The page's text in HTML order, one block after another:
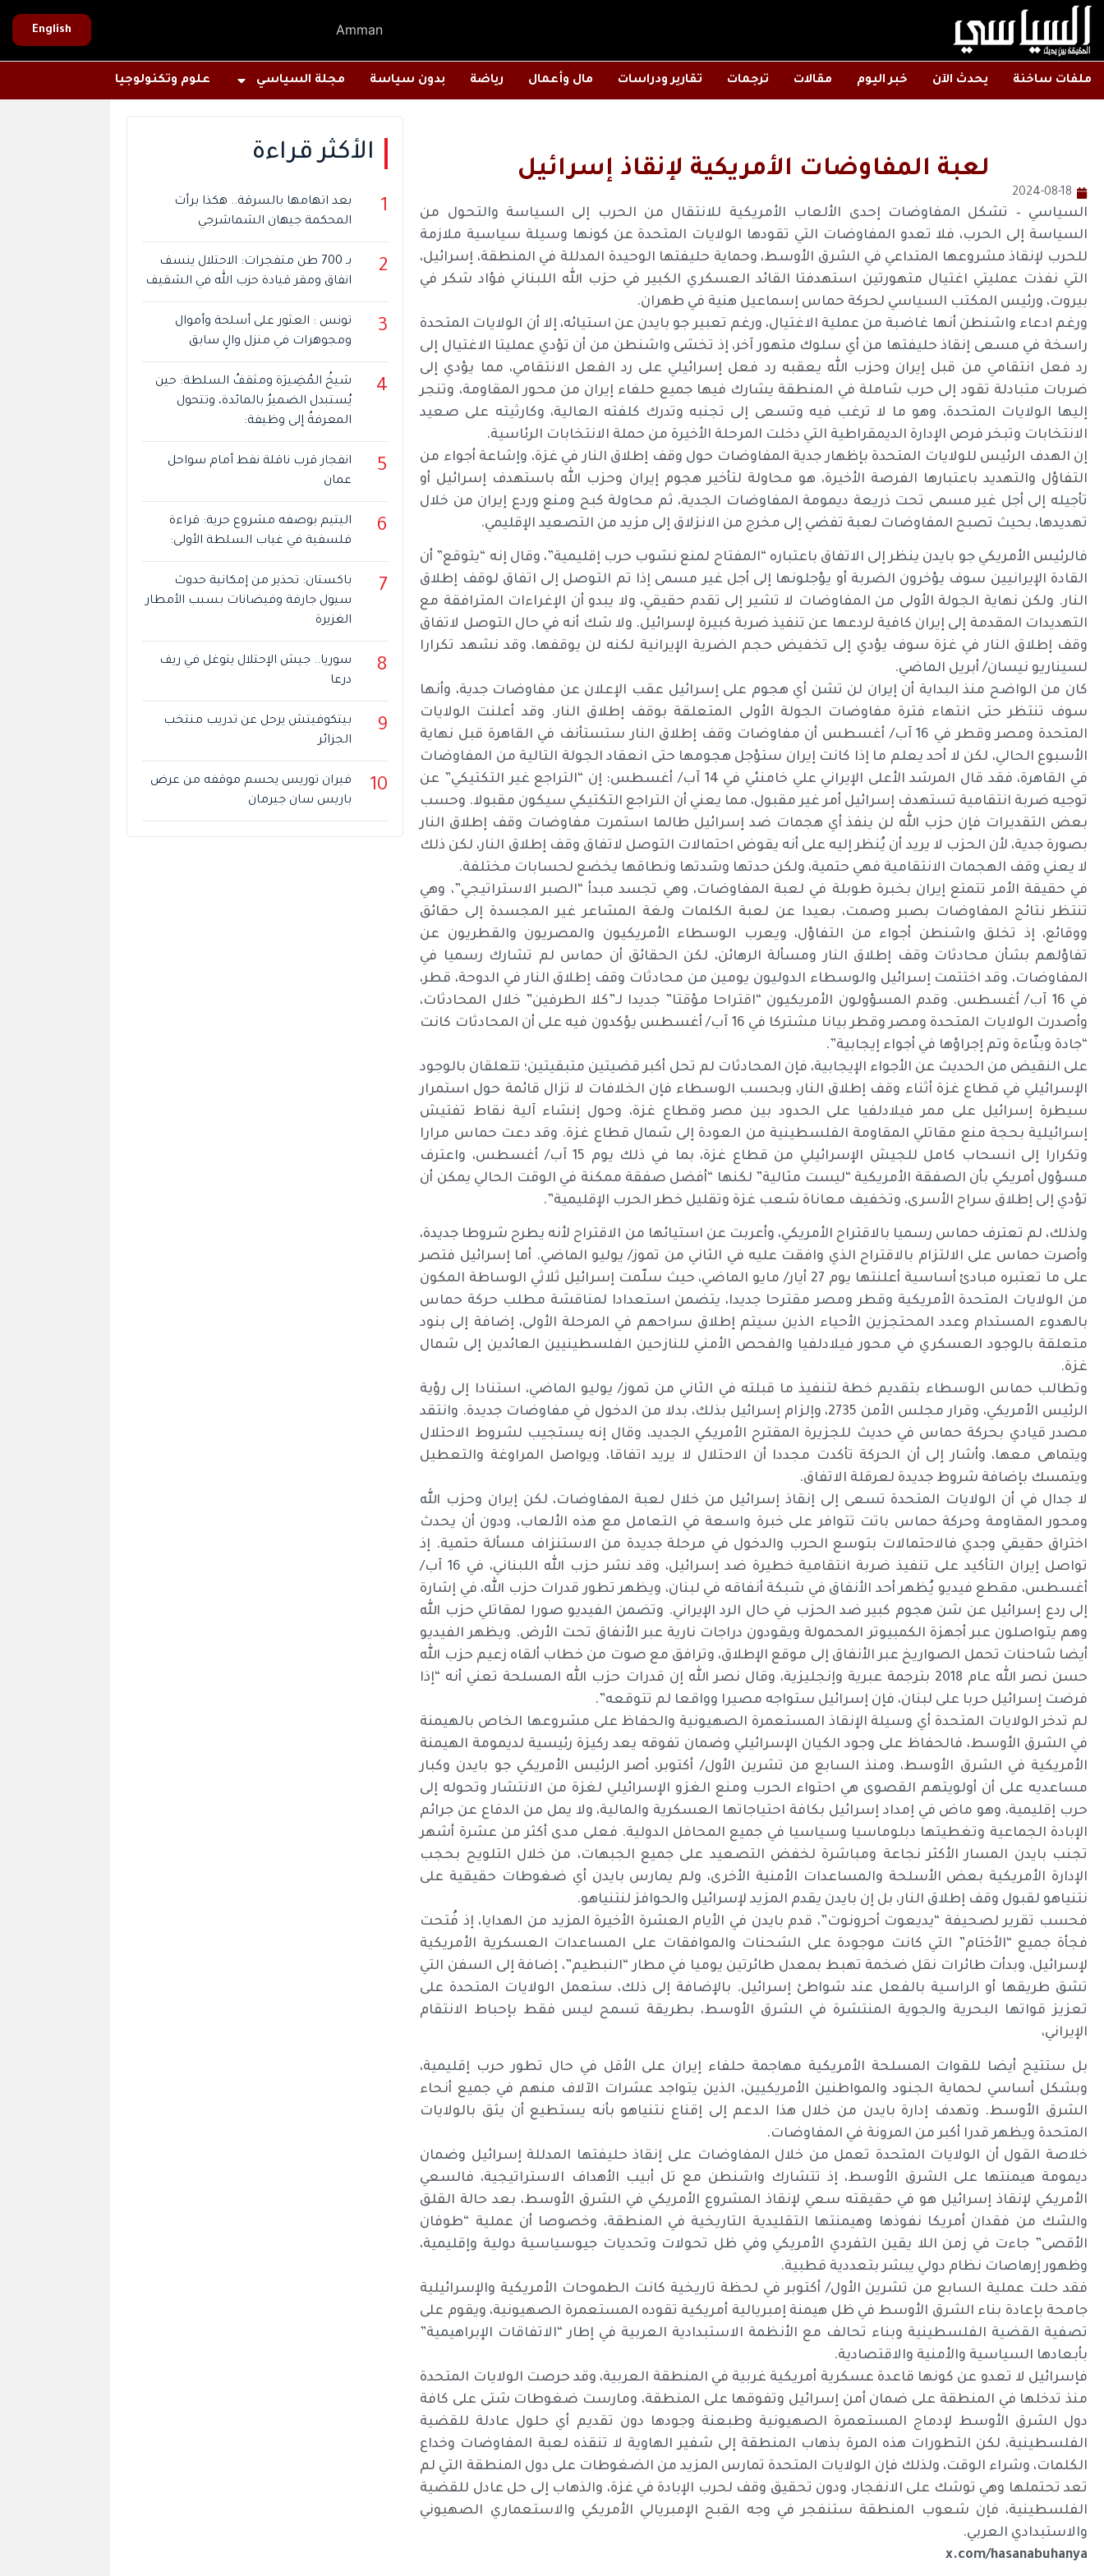
Amman
English
ملفات ساخنة يحدث الآن خبر اليوم مقالات ترجمات تقارير ودراسات مال وأعمال رياضة بدون سياسة مجلة السياسي علوم وتكنولوجيا
لعبة المفاوضات الأمريكية لإنقاذ إسرائيل
2024-08-18
السياسي – تشكل المفاوضات إحدى الألعاب الأمريكية للانتقال من الحرب إلى السياسة والتحول من
السياسة إلى الحرب، فلا تعدو المفاوضات التي تقودها الولايات المتحدة عن كونها وسيلة سياسية ملازمة
للحرب لإنقاذ مشروعها المتداعي في الشرق الأوسط، وحماية حليفتها الوحيدة المدللة في المنطقة، إسرائيل،
التي نفذت عمليتي اغتيال متهورتين استهدفتا القائد العسكري الكبير في حزب الله اللبناني فؤاد شكر في
بيروت، ورئيس المكتب السياسي لحركة حماس إسماعيل هنية في طهران.
ورغم ادعاء واشنطن أنها غاضبة من عملية الاغتيال، ورغم تعبير جو بايدن عن استيائه، إلا أن الولايات المتحدة
راسخة في مسعى إنقاذ حليفتها من أي سلوك متهور آخر، إذ تخشى واشنطن من أن تؤدي عمليتا الاغتيال إلى
رد فعل انتقامي من قبل إيران وحزب الله يعقبه رد فعل إسرائيلي على رد الفعل الانتقامي، مما يؤدي إلى
ضربات متبادلة تقود إلى حرب شاملة في المنطقة يشارك فيها جميع حلفاء إيران من محور المقاومة، وتنجر
إليها الولايات المتحدة، وهو ما لا ترغب فيه وتسعى إلى تجنبه وتدرك كلفته العالية، وكارثيته على صعيد
الانتخابات وتبخر فرص الإدارة الديمقراطية التي دخلت المرحلة الأخيرة من حملة الانتخابات الرئاسية.
إن الهدف الرئيس للولايات المتحدة بإظهار جدية المفاوضات حول وقف إطلاق النار في غزة، وإشاعة أجواء من
التفاؤل والتهديد باعتبارها الفرصة الأخيرة، هو محاولة لتأخير هجوم إيران وحزب الله باستهدف إسرائيل أو
تأجيله إلى أجل غير مسمى تحت ذريعة ديمومة المفاوضات الجدية، ثم محاولة كبح ومنع وردع إيران من خلال
تهديدها، بحيث تصبح المفاوضات لعبة تفضي إلى مخرج من الانزلاق إلى مزيد من التصعيد الإقليمي.
فالرئيس الأمريكي جو بايدن ينظر إلى الاتفاق باعتباره “المفتاح لمنع نشوب حرب إقليمية”، وقال إنه “يتوقع” أن
القادة الإيرانيين سوف يؤخرون الضربة أو يؤجلونها إلى أجل غير مسمى إذا تم التوصل إلى اتفاق لوقف إطلاق
النار. ولكن نهاية الجولة الأولى من المفاوضات لا تشير إلى تقدم حقيقي، ولا يبدو أن الإغراءات المترافقة مع
التهديدات المقدمة إلى إيران كافية لردعها عن تنفيذ ضربة كبيرة لإسرائيل. ولا شك أنه في حال التوصل لاتفاق
وقف إطلاق النار في غزة سوف يؤدي إلى تخفيض حجم الضرية الإيرانية لكنه لن يوقفها، وقد نشهد تكرارا
لسيناريو نيسان/ أبريل الماضي.
كان من الواضح منذ البداية أن إيران لن تشن أي هجوم على إسرائيل عقب الإعلان عن مفاوضات جدية، وأنها
سوف تنتظر حتى انتهاء فترة مفاوضات الجولة الأولى المتعلقة بوقف إطلاق النار. وقد أعلنت الولايات
المتحدة ومصر وقطر في 16 آب/ أغسطس أن مفاوضات وقف إطلاق النار ستستأنف في القاهرة قبل نهاية
الأسبوع الحالي، لكن لا أحد يعلم ما إذا كانت إيران ستؤجل هجومها حتى انعقاد الجولة التالية من المفاوضات
في القاهرة، فقد قال المرشد الأعلى الإيراني علي خامنئي في 14 آب/ أغسطس: إن “التراجع غير التكتيكي” عن
توجيه ضربة انتقامية تستهدف إسرائيل أمر غير مقبول، مما يعني أن التراجع التكتيكي سيكون مقبولا. وحسب
بعض التقديرات فإن حزب الله لن ينفذ أي هجمات ضد إسرائيل طالما استمرت مفاوضات وقف إطلاق النار
بصورة جدية، لأن الحزب لا يريد أن يُنظر إليه على أنه يقوض احتمالات التوصل لاتفاق وقف إطلاق النار، لكن ذلك
لا يعني وقف الهجمات الانتقامية فهي حتمية، ولكن حدتها وشدتها ونطاقها يخضع لحسابات مختلفة.
في حقيقة الأمر تتمتع إيران بخبرة طوبلة في لعبة المفاوضات، وهي تجسد مبدأ “الصبر الاستراتيجي”، وهي
تنتظر نتائج المفاوضات بصبر وصمت، بعيدا عن لعبة الكلمات ولغة المشاعر غير المجسدة إلى حقائق
ووقائع، إذ تخلق واشنطن أجواء من التفاؤل، ويعرب الوسطاء الأمريكيون والمصريون والقطريون عن
تفاؤلهم بشأن محادثات وقف إطلاق النار ومسألة الرهائن، لكن الحقائق أن حماس لم تشارك رسميا في
المفاوضات، وقد اختتمت إسرائيل والوسطاء الدوليون يومين من محادثات وقف إطلاق النار في الدوحة، قطر،
في 16 آب/ أغسطس. وقدم المسؤولون الأمريكيون “اقتراحا مؤقتا” جديدا لـ”كلا الطرفين” خلال المحادثات،
وأصدرت الولايات المتحدة ومصر وقطر بيانا مشتركا في 16 آب/ أغسطس يؤكدون فيه على أن المحادثات كانت
“جادة وبنّاءة وتم إجراؤها في أجواء إيجابية”.
على النقيض من الحديث عن الأجواء الإيجابية، فإن المحادثات لم تحل أكبر قضيتين متبقيتين؛ تتعلقان بالوجود
الإسرائيلي في قطاع غزة أثناء وقف إطلاق النار، وبحسب الوسطاء فإن الخلافات لا تزال قائمة حول استمرار
سيطرة إسرائيل على ممر فيلادلفيا على الحدود بين مصر وقطاع غزة، وحول إنشاء آلية نقاط تفتيش
إسرائيلية بحجة منع مقاتلي المقاومة الفلسطينية من العودة إلى شمال قطاع غزة. وقد دعت حماس مرارا
وتكرارا إلى انسحاب كامل للجيش الإسرائيلي من قطاع غزة، بما في ذلك يوم 15 آب/ أغسطس، واعترف
مسؤول أمريكي بأن الصفقة الأمريكية “ليست مثالية” لكنها “أفضل صفقة ممكنة في الوقت الحالي يمكن أن
تؤدي إلى إطلاق سراح الأسرى، وتخفيف معاناة شعب غزة وتقليل خطر الحرب الإقليمية”.
ولذلك، لم تعترف حماس رسميا بالاقتراح الأمريكي، وأعربت عن استيائها من الاقتراح لأنه يطرح شروطا جديدة،
وأصرت حماس على الالتزام بالاقتراح الذي وافقت عليه في الثاني من تموز/ يوليو الماضي. أما إسرائيل فتصر
على ما تعتبره مبادئ أساسية أعلنتها يوم 27 أيار/ مايو الماضي، حيث سلّمت إسرائيل ثلاثي الوساطة المكون
من الولايات المتحدة الأمريكية وقطر ومصر مقترحا جديدا، يتضمن استعدادا لمناقشة مطلب حركة حماس
بالهدوء المستدام وعدد المحتجزين الأحياء الذين سيتم إطلاق سراحهم في المرحلة الأولى، إضافة إلى بنود
متعلقة بالوجود العسكري في محور فيلادلفيا والفحص الأمني للنازحين الفلسطينيين العائدين إلى شمال
غزة.
وتطالب حماس الوسطاء بتقديم خطة لتنفيذ ما قبلته في الثاني من تموز/ يوليو الماضي، استنادا إلى رؤية
الرئيس الأمريكي، وقرار مجلس الأمن 2735، وإلزام إسرائيل بذلك، بدلا من الدخول في مفاوضات جديدة. وانتقد
مصدر قيادي بحركة حماس في حديث للجزيرة المقترح الأمريكي الجديد، وقال إنه يستجيب لشروط الاحتلال
ويتماهى معها، وأشار إلى أن الحركة تأكدت مجددا أن الاحتلال لا يريد اتفاقا، ويواصل المراوغة والتعطيل
ويتمسك بإضافة شروط جديدة لعرقلة الاتفاق.
لا جدال في أن الولايات المتحدة تسعى إلى إنقاذ إسرائيل من خلال لعبة المفاوضات، لكن إيران وحزب الله
ومحور المقاومة وحركة حماس باتت تتوافر على خبرة واسعة في التعامل مع هذه الألعاب، ودون أن يحدث
اختراق حقيقي وجدي فالاحتمالات بتوسع الحرب والدخول في مرحلة جديدة من الاستنزاف مسألة حتمية. إذ
تواصل إيران التأكيد على تنفيذ ضربة انتقامية خطيرة ضد إسرائيل، وقد نشر حزب الله اللبناني، في 16 آب/
أغسطس، مقطع فيديو يُظهر أحد الأنفاق في شبكة أنفاقه في لبنان، ويظهر تطور قدرات حزب الله، في إشارة
إلى ردع إسرائيل عن شن هجوم كبير ضد الحزب في حال الرد الإيراني. وتضمن الفيديو صورا لمقاتلي حزب الله
وهم يتواصلون عبر أجهزة الكمبيوتر المحمولة ويقودون دراجات نارية عبر الأنفاق تحت الأرض. ويظهر الفيديو
أيضا شاحنات تحمل الصواريخ عبر الأنفاق إلى موقع الإطلاق، وترافق مع صوت من خطاب ألقاه زعيم حزب الله
حسن نصر الله عام 2018 بترجمة عبرية وإنجليزية، وقال نصر الله إن قدرات حزب الله المسلحة تعني أنه “إذا
فرضت إسرائيل حربا على لبنان، فإن إسرائيل ستواجه مصيرا وواقعا لم تتوقعه”.
لم تدخر الولايات المتحدة أي وسيلة الإنقاذ المستعمرة الصهيونية والحفاظ على مشروعها الخاص بالهيمنة
في الشرق الأوسط، فالحفاظ على وجود الكيان الإسرائيلي وضمان تفوقه يعد ركيزة رئيسية لديمومة الهيمنة
الأمريكية في الشرق الأوسط، ومنذ السابع من تشرين الأول/ أكتوبر، أصر الرئيس الأمريكي جو بايدن وكبار
مساعديه على أن أولويتهم القصوى هي احتواء الحرب ومنع الغزو الإسرائيلي لغزة من الانتشار وتحوله إلى
حرب إقليمية، وهو ماض في إمداد إسرائيل بكافة احتياجاتها العسكرية والمالية، ولا يمل من الدفاع عن جرائم
الإبادة الجماعية وتغطيتها دبلوماسيا وسياسيا في جميع المحافل الدولية. فعلى مدى أكثر من عشرة أشهر
تجنب بايدن المسار الأكثر نجاعة ومباشرة لخفض التصعيد على جميع الجبهات، من خلال التلويح بحجب
الإدارة الأمريكية بعض الأسلحة والمساعدات الأمنية الأخرى، ولم يمارس بايدن أي ضغوطات حقيقية على
نتنياهو لقبول وقف إطلاق النار، بل إن بايدن يقدم المزيد لإسرائيل والحوافز لنتنياهو.
فحسب تقرير لصحيفة “يديعوت أحرونوت”، قدم بايدن في الأيام العشرة الأخيرة المزيد من الهدايا، إذ فُتحت
فجأة جميع “الأختام” التي كانت موجودة على الشحنات والموافقات على المساعدات العسكرية الأمريكية
لإسرائيل، وبدأت طائرات نقل ضخمة تهبط بمعدل طائرتين يوميا في مطار “النبطيم”، إضافة إلى السفن التي
تشق طريقها أو الراسية بالفعل عند شواطئ إسرائيل. بالإضافة إلى ذلك، ستعمل الولايات المتحدة على
تعزيز قواتها البحرية والجوية المنتشرة في الشرق الأوسط، بطريقة تسمح ليس فقط بإحباط الانتقام
الإيراني،
بل ستتيح أيضا للقوات المسلحة الأمريكية مهاجمة حلفاء إيران على الأقل في حال تطور حرب إقليمية،
وبشكل أساسي لحماية الجنود والمواطنين الأمريكيين، الذين يتواجد عشرات الآلاف منهم في جميع أنحاء
الشرق الأوسط. وتهدف إدارة بايدن من خلال هذا الدعم إلى إقناع نتنياهو بأنه يستطيع أن يثق بالولايات
المتحدة ويظهر قدرا أكبر من المرونة في المفاوضات.
خلاصة القول أن الولايات المتحدة تعمل من خلال المفاوضات على إنقاذ حليفتها المدللة إسرائيل وضمان
ديمومة هيمنتها على الشرق الأوسط، إذ تتشارك واشنطن مع تل أبيب الأهداف الاستراتيجية، فالسعي
الأمريكي لإنقاذ إسرائيل هو في حقيقته سعي لإنقاذ المشروع الأمريكي في الشرق الأوسط، بعد حالة القلق
والشك من فقدان أمريكا نفوذها وهيمنتها التقليدية التاريخية في المنطقة، وخصوصا أن عملية “طوفان
الأقصى” جاءت في زمن اللا يقين التفردي الأمريكي وفي ظل تحولات وتحديات جيوسياسية دولية وإقليمية،
وظهور إرهاصات نظام دولي يبشر بتعددية قطبية.
فقد حلت عملية السابع من تشرين الأول/ أكتوبر في لحظة تاريخية كانت الطموحات الأمريكية والإسرائيلية
جامحة بإعادة بناء الشرق الأوسط في ظل هيمنة إمبريالية أمريكية تقوده المستعمرة الصهيونية، ويقوم على
تصفية القضية الفلسطينية وبناء تحالف مع الأنظمة الاستبدادية العربية في إطار “الاتفاقات الإبراهيمية”
بأبعادها السياسية والأمنية والاقتصادية.
فإسرائيل لا تعدو عن كونها قاعدة عسكرية أمريكية غربية في المنطقة العربية، وقد حرصت الولايات المتحدة
منذ تدخلها في المنطقة على ضمان أمن إسرائيل وتفوقها على المنطقة، ومارست ضغوطات شتى على كافة
دول الشرق الأوسط لإدماج المستعمرة الصهيونية وطبعنة وجودها دون تقديم أي حلول عادلة للقضية
الفلسطينية، لكن التطورات هذه المرة بذهاب المنطقة إلى شفير الهاوية لا تنقذه لعبة المفاوضات وخداع
الكلمات، وشراء الوقت، ولذلك فإن الولايات المتحدة تمارس المزيد من الضغوطات على دول المنطقة التي لم
تعد تحتملها وهي توشك على الانفجار، ودون تحقيق وقف لحرب الإبادة في غزة، والذهاب إلى حل عادل للقضية
الفلسطينية، فإن شعوب المنطقة ستنفجر في وجه القبح الإمبريالي الأمريكي والاستعماري الصهيوني
والاستبدادي العربي.
x.com/hasanabuhanya
الأكثر قراءة
1
بعد اتهامها بالسرقة.. هكذا برأت
المحكمة جيهان الشماشرجي
2
بـ 700 طن متفجرات: الاحتلال ينسف
انفاق ومقر قيادة حزب الله في الشقيف
3
تونس : العثور على أسلحة وأموال
ومجوهرات في منزل والٍ سابق
4
شيخُ المُضِيرَة ومثقفُ السلطة: حين
يُستبدل الضميرُ بالمائدة، وتتحول
المعرفةُ إلى وظيفة:
5
انفجار قرب ناقلة نفط أمام سواحل
عمان
6
اليتيم بوصفه مشروع حرية: قراءة
فلسفية في غياب السلطة الأولى:
7
باكستان: تحذير من إمكانية حدوث
سيول جارفة وفيضانات بسبب الأمطار
الغزيرة
8
سوريا.. جيش الإحتلال يتوغل في ريف
درعا
9
بيتكوفيتش يرحل عن تدريب منتخب
الجزائر
10
فيران توريس يحسم موقفه من عرض
باريس سان جيرمان